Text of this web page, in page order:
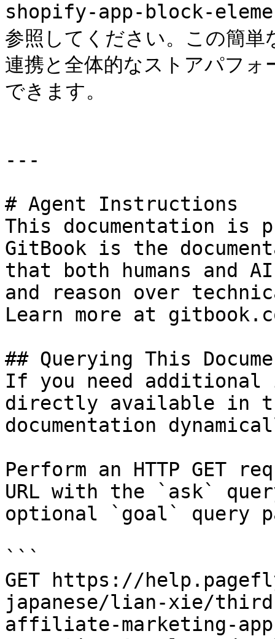
shopify-app-block-
参照してください。この簡
連携と全体的なストアパフ
できます。
---
# Agent Instructions
This documentation is
GitBook is the
that both humans and
and reason over
Learn more at
## Querying This
If you need
directly available in
documentation
Perform an HTTP GET
URL with the `ask`
optional `goal` query
```
GET https://
japanese/lian-xie/
affiliate-marketing-